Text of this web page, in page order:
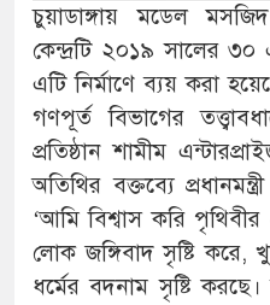
চুয়াডাঙ্গায় মডেল
কেন্দ্রটি ২০১৯ সালের ৩০
এটি নির্মাণে ব্যয় করা
গণপূর্ত বিভাগের
প্রতিষ্ঠান শামীম
অতিথির বক্তব্যে
‘আমি বিশ্বাস করি পৃথিবীর
লোক জঙ্গিবাদ সৃষ্টি
ধর্মের বদনাম সৃষ্টি